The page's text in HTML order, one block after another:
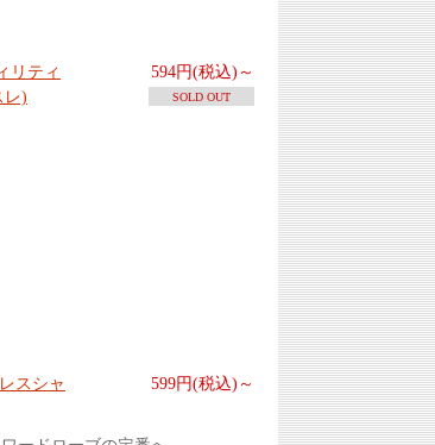
594円(税込)～
SOLD OUT
リティ
レ)
599円(税込)～
スシャ